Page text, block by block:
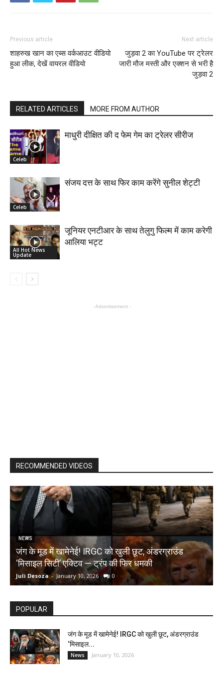
Previous article
शाहरुख खान का एब्स वर्कआउट वीडियो
हुआ लीक, देखें वायरल वीडियो
Next article
जुड़वा 2 का YouTube पर ट्रेलर
जारी मौज मस्ती और एक्शन से भरी है
जुड़वा 2
RELATED ARTICLES MORE FROM AUTHOR
Celeb
माधुरी दीक्षित की द फेम गेम का ट्रेलर सीरीज
Celeb
संजय दत्त के साथ फिर काम करेंगे सुनील शेट्टी
All Hot News
Update
जूनियर एनटीआर के साथ तेलुगु फिल्म में काम करेगी
आलिया भट्ट
- Advertisement -
RECOMMENDED VIDEOS
NEWS
जंग के मूड में खामेनेई! IRGC को खुली छूट, अंडरग्राउंड
‘मिसाइल सिटी’ एक्टिव — ट्रंप की फिर धमकी
Juli Desoza - January 10, 2026 0
POPULAR
जंग के मूड में खामेनेई! IRGC को खुली छूट, अंडरग्राउंड
‘मिसाइल...
News January 10, 2026